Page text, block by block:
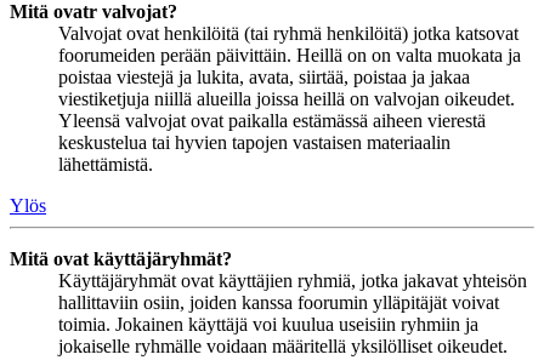
Mitä ovatr valvojat?
Valvojat ovat henkilöitä (tai ryhmä henkilöitä) jotka katsovat
foorumeiden perään päivittäin. Heillä on on valta muokata ja
poistaa viestejä ja lukita, avata, siirtää, poistaa ja jakaa
viestiketjuja niillä alueilla joissa heillä on valvojan oikeudet.
Yleensä valvojat ovat paikalla estämässä aiheen vierestä
keskustelua tai hyvien tapojen vastaisen materiaalin
lähettämistä.
Ylös
Mitä ovat käyttäjäryhmät?
Käyttäjäryhmät ovat käyttäjien ryhmiä, jotka jakavat yhteisön
hallittaviin osiin, joiden kanssa foorumin ylläpitäjät voivat
toimia. Jokainen käyttäjä voi kuulua useisiin ryhmiin ja
jokaiselle ryhmälle voidaan määritellä yksilölliset oikeudet.